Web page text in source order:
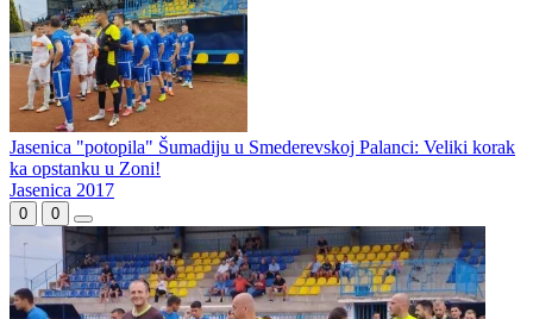
Jasenica "potopila" Šumadiju u Smederevskoj Palanci: Veliki korak
ka opstanku u Zoni!
Jasenica 2017
0 0